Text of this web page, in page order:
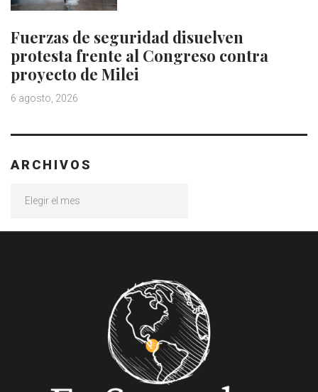
Fuerzas de seguridad disuelven
protesta frente al Congreso contra
proyecto de Milei
6 agosto, 2026
ARCHIVOS